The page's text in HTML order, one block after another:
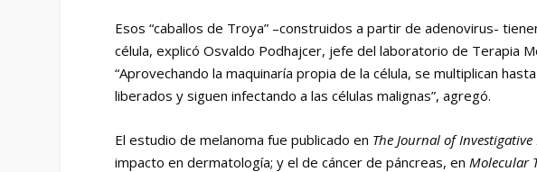
Esos “caballos de Troya” –construidos a partir de adenovirus-
célula, explicó Osvaldo Podhajcer, jefe del laboratorio de Terapia
“Aprovechando la maquinaría propia de la célula, se multiplican
liberados y siguen infectando a las células malignas”, agregó.
El estudio de melanoma fue publicado en The Journal of Investigative
impacto en dermatología; y el de cáncer de páncreas, enMolecular